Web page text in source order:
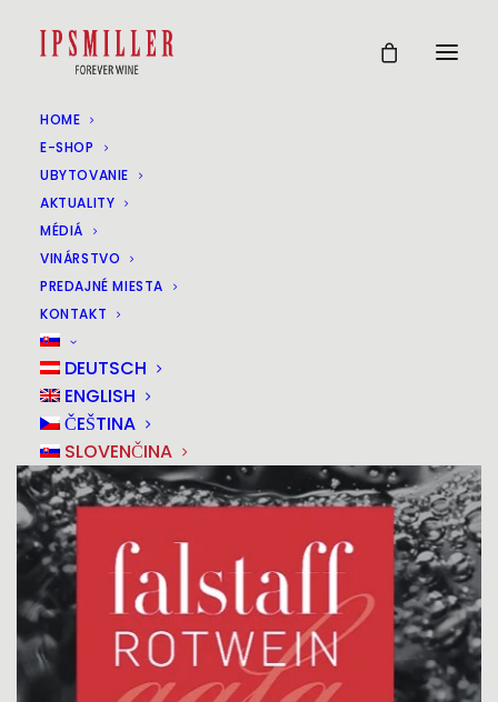
HOME
E-SHOP
UBYTOVANIE
AKTUALITY
MÉDIÁ
VINÁRSTVO
PREDAJNÉ MIESTA
KONTAKT
DEUTSCH
ENGLISH
ČEŠTINA
SLOVENČINA
IPSMILLER AUF DER
ROTWEINGALA IN DER
WIENER HOFBURG!
25
NOV